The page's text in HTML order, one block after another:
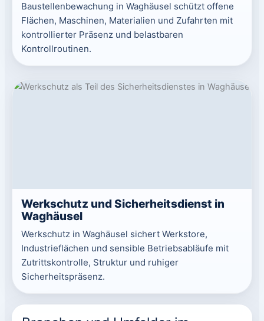
Baustellenbewachung in Waghäusel schützt offene
Flächen, Maschinen, Materialien und Zufahrten mit
kontrollierter Präsenz und belastbaren
Kontrollroutinen.
Werkschutz und Sicherheitsdienst in
Waghäusel
Werkschutz in Waghäusel sichert Werkstore,
Industrieflächen und sensible Betriebsabläufe mit
Zutrittskontrolle, Struktur und ruhiger
Sicherheitspräsenz.